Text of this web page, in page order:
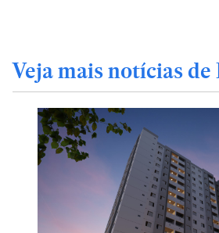
Veja mais notícias de